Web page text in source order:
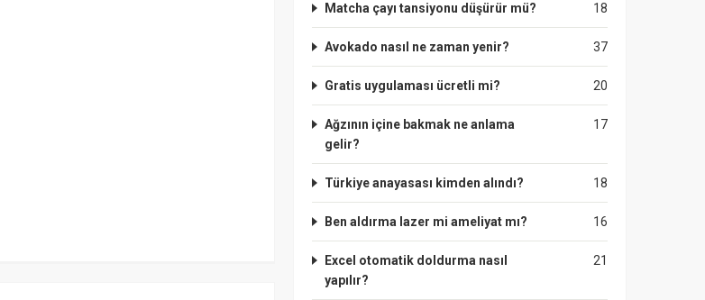
18
Matcha çayı tansiyonu düşürür mü?
37
Avokado nasıl ne zaman yenir?
20
Gratis uygulaması ücretli mi?
17
Ağzının içine bakmak ne anlama
gelir?
18
Türkiye anayasası kimden alındı?
16
Ben aldırma lazer mi ameliyat mı?
21
Excel otomatik doldurma nasıl
yapılır?